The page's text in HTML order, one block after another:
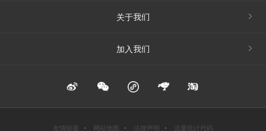
关于我们
加入我们
友情链接 网站地图 法律声明 流量统计代码